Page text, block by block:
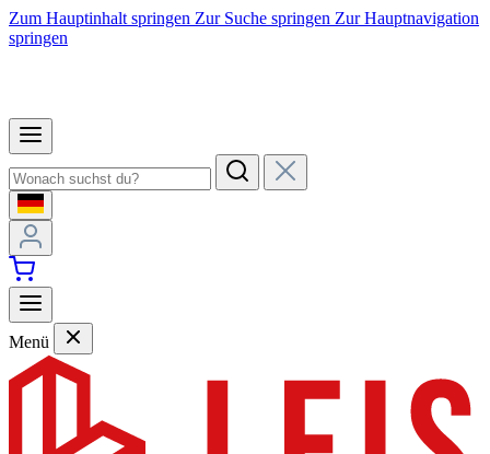
Zum Hauptinhalt springen Zur Suche springen Zur Hauptnavigation
springen
Menü